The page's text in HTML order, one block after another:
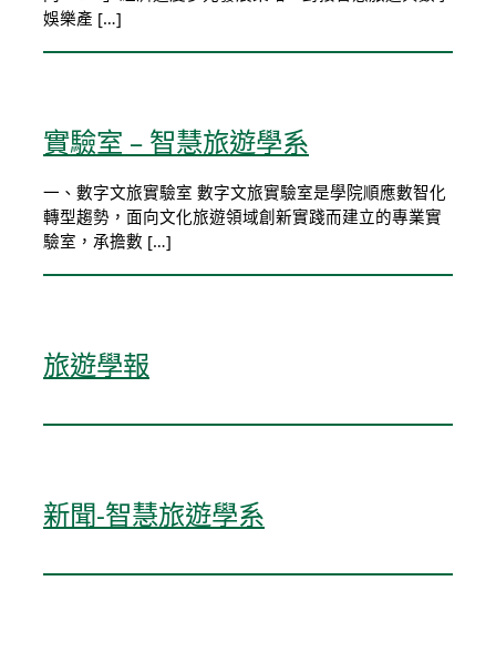
娛樂產 […]
實驗室 – 智慧旅遊學系
一、數字文旅實驗室 數字文旅實驗室是學院順應數智化
轉型趨勢，面向文化旅遊領域創新實踐而建立的專業實
驗室，承擔數 […]
旅遊學報
新聞-智慧旅遊學系